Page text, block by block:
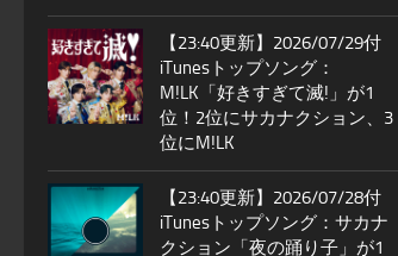
【23:40更新】2026/07/29付
iTunesトップソング：
M!LK「好きすぎて滅!」が1
位！2位にサカナクション、3
位にM!LK
【23:40更新】2026/07/28付
iTunesトップソング：サカナ
クション「夜の踊り子」が1